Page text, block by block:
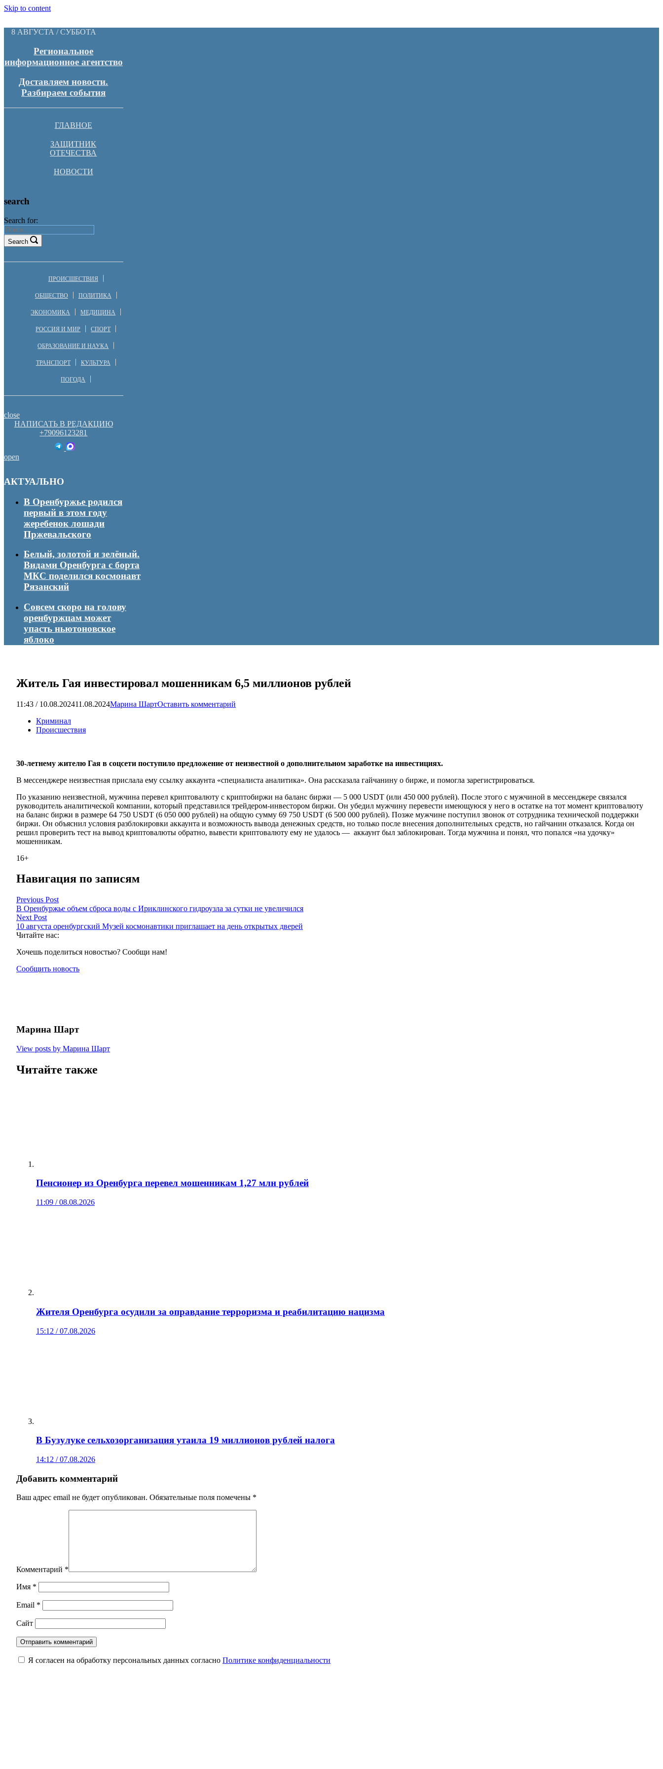
Skip to content
8 АВГУСТА / СУББОТА
Региональное
информационное агентство
Доставляем новости.
Разбираем события
ГЛАВНОЕ
ЗАЩИТНИК
ОТЕЧЕСТВА
НОВОСТИ
search
Search for:
Search
ПРОИСШЕСТВИЯ
ОБЩЕСТВО ПОЛИТИКА
ЭКОНОМИКА МЕДИЦИНА
РОССИЯ И МИР СПОРТ
ОБРАЗОВАНИЕ И НАУКА
ТРАНСПОРТ КУЛЬТУРА
ПОГОДА
close
НАПИСАТЬ В РЕДАКЦИЮ
+79096123281
open
АКТУАЛЬНО
В Оренбуржье родился
первый в этом году
жеребенок лошади
Пржевальского
Белый, золотой и зелёный.
Видами Оренбурга с борта
МКС поделился космонавт
Рязанский
Совсем скоро на голову
оренбуржцам может
упасть ньютоновское
яблоко
Житель Гая инвестировал мошенникам 6,5 миллионов рублей
11:43 / 10.08.202411.08.2024Марина ШартОставить комментарий
Криминал
Происшествия
30-летнему жителю Гая в соцсети поступило предложение от неизвестной о дополнительном заработке на инвестициях.
В мессенджере неизвестная прислала ему ссылку аккаунта «специалиста аналитика». Она рассказала гайчанину о бирже, и помогла зарегистрироваться.
По указанию неизвестной, мужчина перевел криптовалюту с криптобиржи на баланс биржи — 5 000 USDT (или 450 000 рублей). После этого с мужчиной в мессенджере связался
руководитель аналитической компании, который представился трейдером-инвестором биржи. Он убедил мужчину перевести имеющуюся у него в остатке на тот момент криптовалюту
на баланс биржи в размере 64 750 USDT (6 050 000 рублей) на общую сумму 69 750 USDT (6 500 000 рублей). Позже мужчине поступил звонок от сотрудника технической поддержки
биржи. Он объяснил условия разблокировки аккаунта и возможность вывода денежных средств, но только после внесения дополнительных средств, но гайчанин отказался. Когда он
решил проверить тест на вывод криптовалюты обратно, вывести криптовалюту ему не удалось — аккаунт был заблокирован. Тогда мужчина и понял, что попался «на удочку»
мошенникам.
16+
Навигация по записям
Previous Post
В Оренбуржье объем сброса воды с Ириклинского гидроузла за сутки не увеличился
Next Post
10 августа оренбургский Музей космонавтики приглашает на день открытых дверей
Читайте нас:
Хочешь поделиться новостью? Сообщи нам!
Сообщить новость
Марина Шарт
View posts by Марина Шарт
Читайте также
Пенсионер из Оренбурга перевел мошенникам 1,27 млн рублей
11:09 / 08.08.2026
Жителя Оренбурга осудили за оправдание терроризма и реабилитацию нацизма
15:12 / 07.08.2026
В Бузулуке сельхозорганизация утаила 19 миллионов рублей налога
14:12 / 07.08.2026
Добавить комментарий
Ваш адрес email не будет опубликован. Обязательные поля помечены *
Комментарий *
Имя *
Email *
Сайт
Я согласен на обработку персональных данных согласно Политике конфиденциальности